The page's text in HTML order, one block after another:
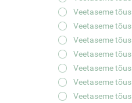
Veetaseme tõus +2,00 m
Veetaseme tõus +2,25 m
Veetaseme tõus +2,50 m
Veetaseme tõus +2,75 m
Veetaseme tõus +3,00 m
Veetaseme tõus +3,25 m
Veetaseme tõus +3,50 m